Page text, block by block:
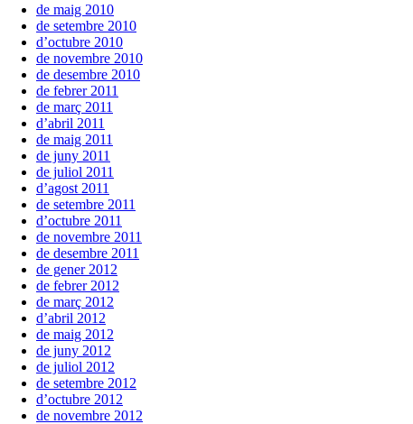
de maig 2010
de setembre 2010
d’octubre 2010
de novembre 2010
de desembre 2010
de febrer 2011
de març 2011
d’abril 2011
de maig 2011
de juny 2011
de juliol 2011
d’agost 2011
de setembre 2011
d’octubre 2011
de novembre 2011
de desembre 2011
de gener 2012
de febrer 2012
de març 2012
d’abril 2012
de maig 2012
de juny 2012
de juliol 2012
de setembre 2012
d’octubre 2012
de novembre 2012